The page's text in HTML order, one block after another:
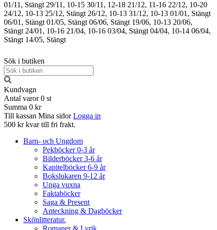
01/11, Stängt 29/11, 10-15 30/11, 12-18 21/12, 11-16 22/12, 10-20
24/12, 10-13 25/12, Stängt 26/12, 10-13 31/12, 10-13 01/01, Stängt
06/01, Stängt 01/05, Stängt 06/06, Stängt 19/06, 10-13 20/06,
Stängt 24/01, 10-16 21/04, 10-16 03/04, Stängt 04/04, 10-14 06/04,
Stängt 14/05, Stängt
Sök i butiken
Kundvagn
Antal varor 0 st
Summa 0 kr
Till kassan Mina sidor Logga in
500 kr kvar till fri frakt.
Barn- och Ungdom
Pekböcker 0-3 år
Bilderböcker 3-6 år
Kapitelböcker 6-9 år
Bokslukaren 9-12 år
Unga vuxna
Faktaböcker
Saga & Present
Anteckning & Dagböcker
Skönlitteratur.
Romaner & Lyrik